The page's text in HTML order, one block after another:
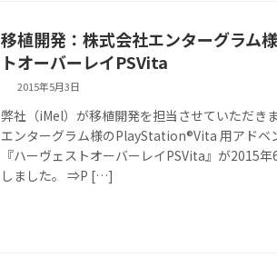
移植開発：株式会社エンターグラム
トオーバーレイPSVita
2015年5月3日
弊社（iMel）が移植開発を担当させていただき
エンターグラム様のPlayStation®Vita 用アドベ
『ハーヴェストオーバーレイPSVita』が2015
しました。 ⇒P […]